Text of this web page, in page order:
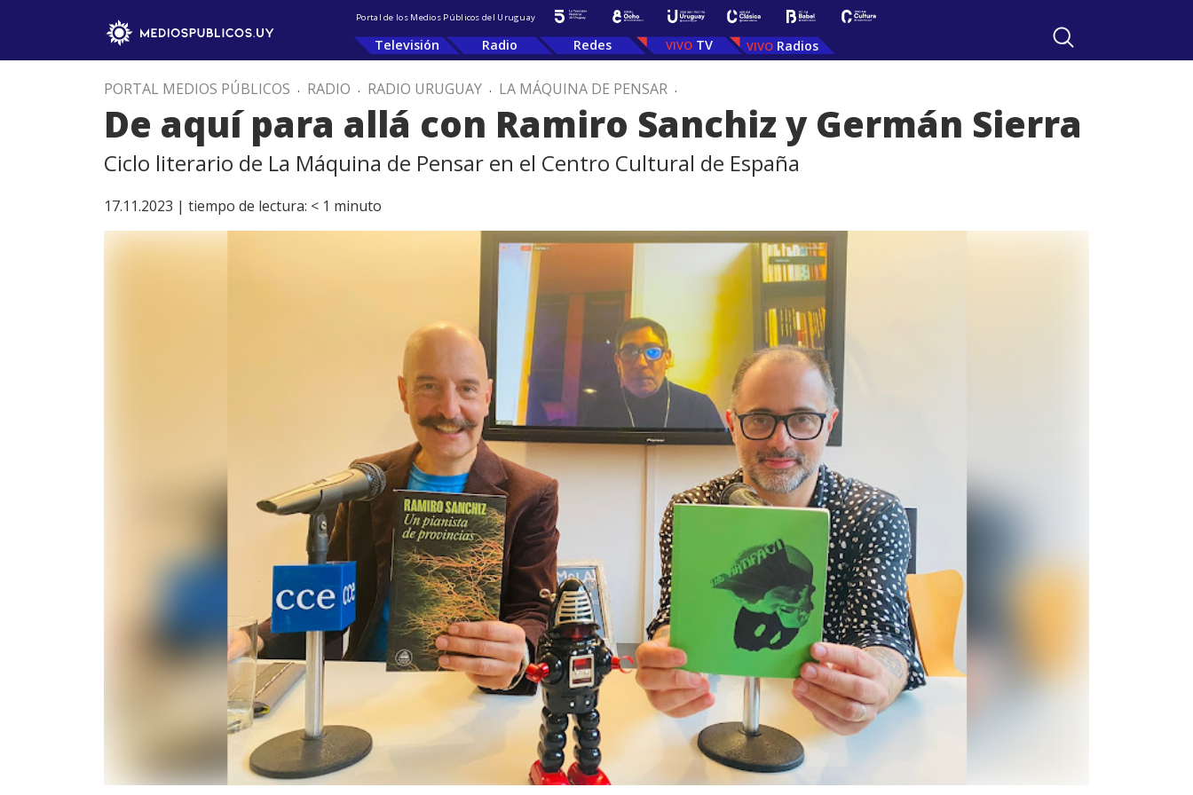
Portal de los Medios Públicos del Uruguay
Televisión Radio Redes TV Radios
PORTAL MEDIOS PÚBLICOS . RADIO . RADIO URUGUAY . LA MÁQUINA DE PENSAR .
De aquí para allá con Ramiro Sanchiz y Germán Sierra
Ciclo literario de La Máquina de Pensar en el Centro Cultural de España
17.11.2023 | tiempo de lectura: < 1 minuto